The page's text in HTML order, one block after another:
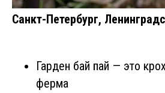
Санкт-Петербург,
Гарден бай пай — это
ферма